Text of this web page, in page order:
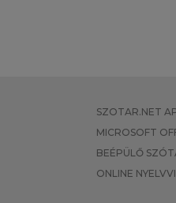
SZOTAR.NET
MICROSOFT
BEÉPÜLŐ
ONLINE